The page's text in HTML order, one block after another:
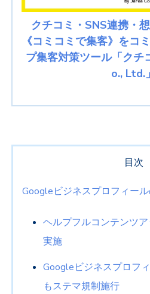
クチコミ・SNS連携・
《コミコミで集客》をコ
プ集客対策ツール「クチ
o., Ltd.」
目次
Googleビジネスプロフィー
ヘルプフルコンテンツ
実施
Googleビジネスプロフ
もステマ規制施行